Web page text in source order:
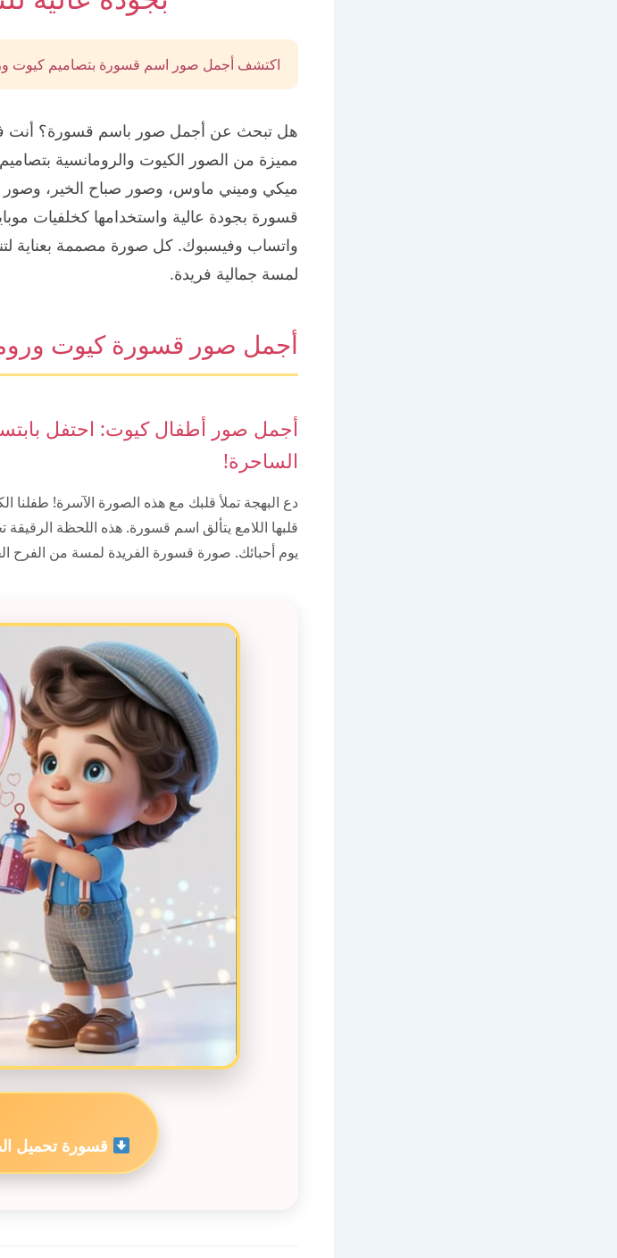
اكتشف أجمل صور اسم قسورة بتصاميم كيوت
هل تبحث عن أجمل صور باسم قسورة؟ أنت
مميزة من الصور الكيوت والرومانسية
ميكي وميني ماوس، وصور صباح الخير،
قسورة بجودة عالية واستخدامها كخلفيات
واتساب وفيسبوك. كل صورة مصممة بعناية
لمسة جمالية فريدة.
أجمل صور قسورة كيوت
أجمل صور أطفال كيوت: احتفل
الساحرة!
دع البهجة تملأ قلبك مع هذه الصورة الآسرة!
قلبها اللامع يتألق اسم قسورة. هذه اللحظة
يوم أحبائك. صورة قسورة الفريدة لمسة من الفرح
قسورة تحميل